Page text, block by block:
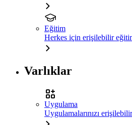
Eğitim
Herkes için erişilebilir
Varlıklar
Uygulama
Uygulamalarınızı